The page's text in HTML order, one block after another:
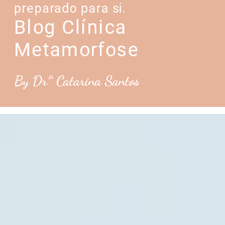
preparado para si.
Blog Clínica
Metamorfose
By Drª Catarina Santos